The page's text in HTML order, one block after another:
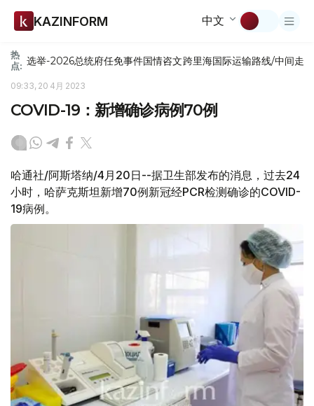
KAZINFORM 中文
热
点: 选举-2026总统府任免事件国情咨文跨里海国际运输路线/中间走廊
09:33, 20 4月 2023
COVID-19：新增确诊病例70例
哈通社/阿斯塔纳/4月20日--据卫生部发布的消息，过去24
小时，哈萨克斯坦新增70例新冠经PCR检测确诊的COVID-
19病例。